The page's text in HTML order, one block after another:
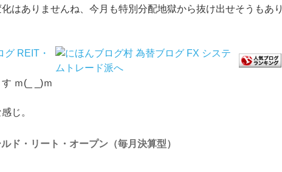
はありませんね、今月も特別分配地獄から抜け出せそうもあり
ｍ(_ _)ｍ
じ。
ド・リート・オープン（毎月決算型）